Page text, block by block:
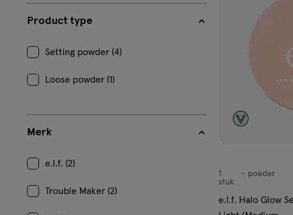
Product type
Setting powder (4)
Loose powder (1)
Merk
e.l.f. (2)
Trouble Maker (2)
verlanglijst
poeder
1
stuk
poeder
e.l.f. Halo Glow